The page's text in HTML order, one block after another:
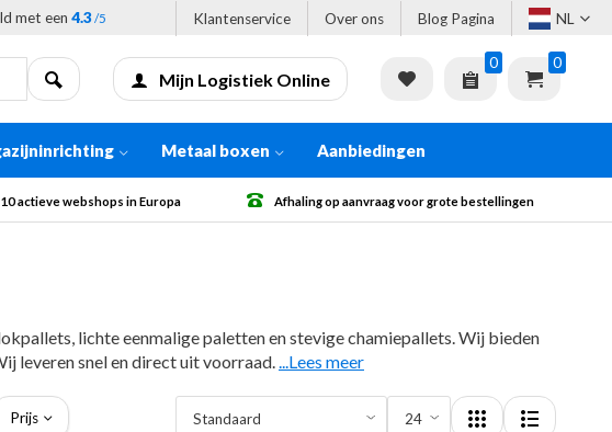
met een 4.3/5 Klantenservice Over ons Blog Pagina NL
Mijn Logistiek Online
0 0
Metaal boxen Aanbiedingen
aanvraag voor grote bestellingen Gratis verzending vanaf € 500 excl. BTW
lichte eenmalige paletten en stevige chamiepallets. Wij bieden
leveren snel en direct uit voorraad....Lees meer
Prijs